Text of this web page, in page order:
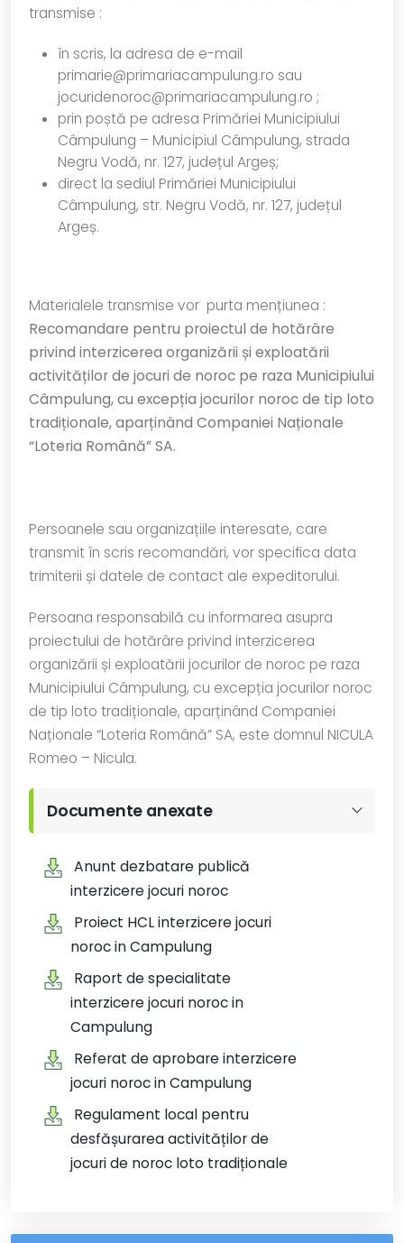
transmise :
în scris, la adresa de e-mail
primarie@primariacampulung.ro sau
jocuridenoroc@primariacampulung.ro ;
prin poștă pe adresa Primăriei Municipiului
Câmpulung – Municipiul Câmpulung, strada
Negru Vodă, nr. 127, județul Argeș;
direct la sediul Primăriei Municipiului
Câmpulung, str. Negru Vodă, nr. 127, județul
Argeș.
Materialele transmise vor purta mențiunea :
Recomandare pentru proiectul de hotărâre
privind interzicerea organizării și exploatării
activităților de jocuri de noroc pe raza Municipiului
Câmpulung, cu excepția jocurilor noroc de tip loto
tradiționale, aparținând Companiei Naționale
“Loteria Română” SA.
Persoanele sau organizațiile interesate, care
transmit în scris recomandări, vor specifica data
trimiterii și datele de contact ale expeditorului.
Persoana responsabilă cu informarea asupra
proiectului de hotărâre privind interzicerea
organizării și exploatării jocurilor de noroc pe raza
Municipiului Câmpulung, cu excepția jocurilor noroc
de tip loto tradiționale, aparținând Companiei
Naționale “Loteria Română” SA, este domnul NICULA
Romeo – Nicula.
Documente anexate
Anunt dezbatare publică
interzicere jocuri noroc
Proiect HCL interzicere jocuri
noroc in Campulung
Raport de specialitate
interzicere jocuri noroc in
Campulung
Referat de aprobare interzicere
jocuri noroc in Campulung
Regulament local pentru
desfășurarea activităților de
jocuri de noroc loto tradiționale